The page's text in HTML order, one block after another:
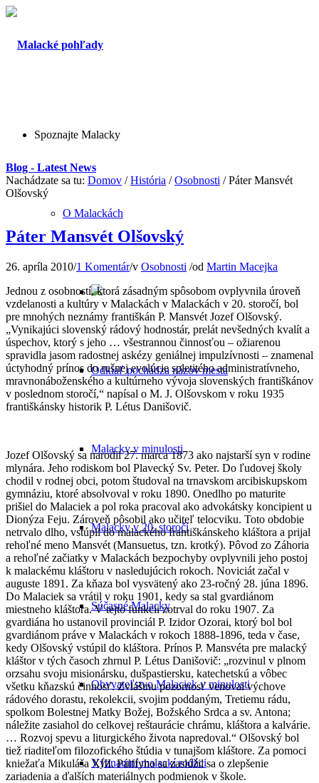
Spoznajte Malacky
O Malackách
Odkiaľ pochádza názov mesta
Malacky v minulosti
Malacky v 20. storočí
Súčasné Malacky
Obyvateľstvo Malaciek v minulosti
Významní malackí rodáci
Blog - Latest News
Nachádzate sa tu: Domov / História / Osobnosti / Páter Mansvét
Olšovský
Páter Mansvét Olšovský
26. apríla 2010/1 Komentár/v Osobnosti /od Martin Macejka
Jednou z osobností, ktorá zásadným spôsobom ovplyvnila úroveň
vzdelanosti a kultúry v Malackách v Malackách v 20. storočí, bol
pre mnohých neznámy františkán P. Mansvét Jozef Olšovský.
„Vynikajúci slovenský rádový hodnostár, prelát nevšedných kvalít a
úspechov, ktorý s jeho … všestrannou činnosťou – ožiarenou
spravidla jasom radostnej askézy geniálnej impulzívnosti – znamenal
úctyhodný prínos do rušnej evolúcie spletitého administratívneho,
mravnonáboženského a kultúrneho vývoja slovenských františkánov
v poslednom storočí,“ napísal o M. J. Olšovskom v roku 1935
františkánsky historik P. Létus Danišovič.
Jozef Olšovský sa narodil 27. marca 1873 ako najstarší syn v rodine
mlynára. Jeho rodiskom bol Plavecký Sv. Peter. Do ľudovej školy
chodil v rodnej obci, potom študoval na trnavskom arcibiskupskom
gymnáziu, ktoré absolvoval v roku 1890. Onedlho po maturite
prišiel do Malaciek a pol roka pracoval ako advokátsky koncipient u
Dionýza Feju. Zároveň pôsobil ako učiteľ telocviku. Toto obdobie
netrvalo dlho, vstúpil do malackého františkánskeho kláštora a prijal
rehoľné meno Mansvét (Mansuetus, tzn. krotký). Pôvod zo Záhoria
a rehoľné začiatky v Malackách bezpochyby ovplyvnili jeho postoj
k malackému kláštoru v nasledujúcich rokoch. Noviciát začal v
auguste 1891. Za kňaza bol vysvätený ako 23-ročný 28. júna 1896.
Do Malaciek sa vrátil v roku 1901, kedy sa stal gvardiánom
miestneho kláštora. V tejto funkcii zotrval do roku 1907. Za
gvardiána ho ustanovil provinciál P. Izidor Ozorai, ktorý bol bol
gvardiánom práve v Malackách v rokoch 1888-1896, teda v čase,
kedy Olšovský vstúpil do kláštora. Prínos P. Mansvéta pre malacký
kláštor v tých časoch zhrnul P. Létus Danišovič: „rozvinul v plnom
orzsahu svoju misionársku, dušpastiersku, katechetskú a vôbec
všetku kňazskú činnosť. Zvláštnu pozornosť venoval výchove
rádového dorastu, rekolekcii, svojim poddaným, Tretiemu rádu,
spolkom Bolestnej Matky Božej, Božského Srdca a sv. Antona;
náležite zasiahol do celkovej reštaurácie chrámu, kláštora a kalvárie.
… Rozvoj spevu a liturgického života napredoval.“ Olšovský bol
tiež riaditeľom filozofického štúdia v tunajšom kláštore. Za pomoci
kniežaťa Mikuláša XIII. Pálffyho sa zaslúžil sa o zlepšenie
zariadenia a ďalších materiálnych podmienok v škole.